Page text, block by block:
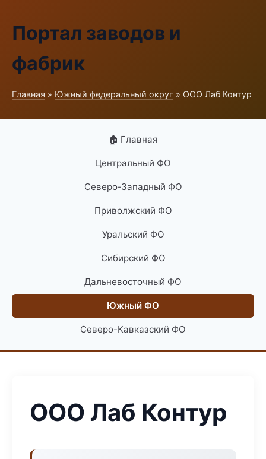
Портал заводов и
фабрик
Главная » Южный федеральный округ » ООО Лаб Контур
🏠 Главная
Центральный ФО
Северо-Западный ФО
Приволжский ФО
Уральский ФО
Сибирский ФО
Дальневосточный ФО
Южный ФО
Северо-Кавказский ФО
ООО Лаб Контур